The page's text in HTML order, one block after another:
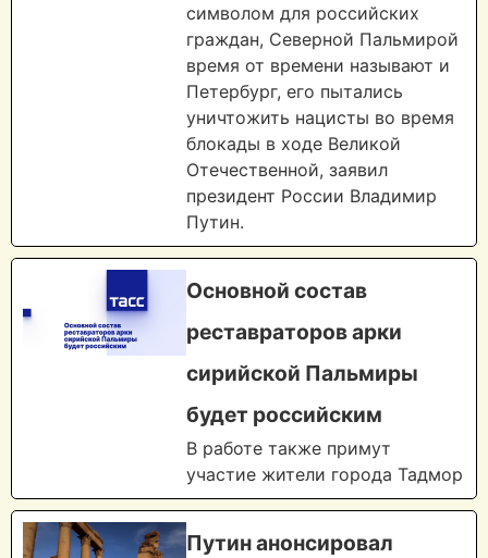
символом для российских
граждан, Северной Пальмирой
время от времени называют и
Петербург, его пытались
уничтожить нацисты во время
блокады в ходе Великой
Отечественной, заявил
президент России Владимир
Путин.
Основной состав
реставраторов арки
сирийской Пальмиры
будет российским
В работе также примут
участие жители города Тадмор
Путин анонсировал